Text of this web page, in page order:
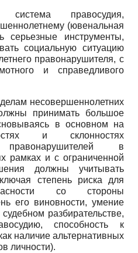
правосудия,
(ювенальная
серьезные инструменты,
социальную ситуацию
правонарушителя, с
и справедливого
несовершеннолетних
принимать большое
в основном на
и склонностях
правонарушителей в
рамках и с ограниченной
должны учитывать
степень риска для
со стороны
его виновности, умение
разбирательстве,
способность к
наличие альтернативных
личности).